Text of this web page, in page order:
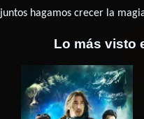
juntos hagamos crecer la
Lo más visto